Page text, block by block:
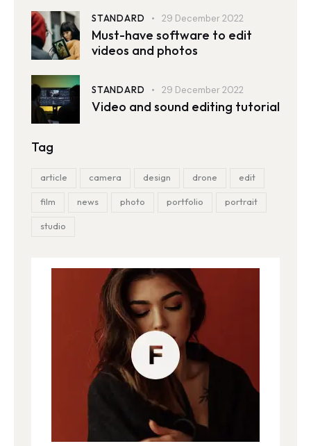
STANDARD 29 December 2022
Must-have software to edit
videos and photos
STANDARD 29 December 2022
Video and sound editing tutorial
Tag
article camera design drone edit
film news photo portfolio portrait
studio